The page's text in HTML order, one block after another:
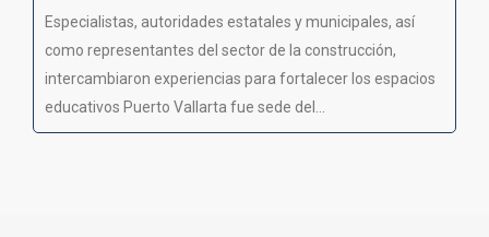
Especialistas, autoridades estatales y municipales, así
como representantes del sector de la construcción,
intercambiaron experiencias para fortalecer los espacios
educativos Puerto Vallarta fue sede del...